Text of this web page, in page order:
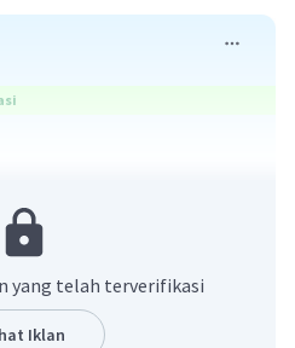
Balas
yang telah terverifikasi
Iklan